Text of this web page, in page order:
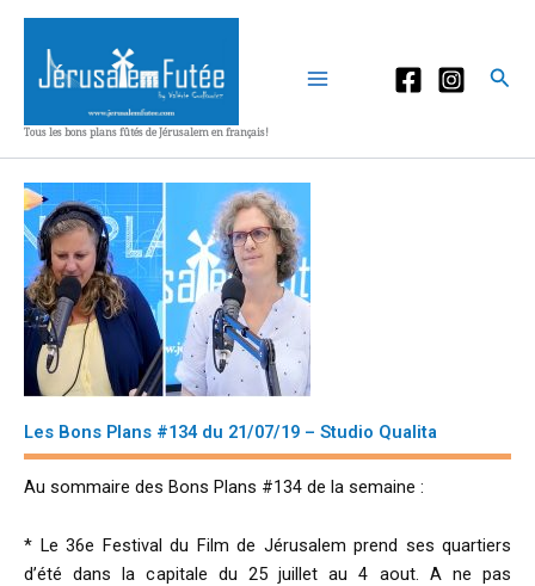
Aller
contenu
Tous les bons plans fûtés de Jérusalem en français!
Les Bons Plans #134 du 21/07/19 – Studio Qualita
Au sommaire des Bons Plans #134 de la semaine :
* Le 36e Festival du Film de Jérusalem prend ses quartiers
d’été dans la capitale du 25 juillet au 4 aout. A ne pas